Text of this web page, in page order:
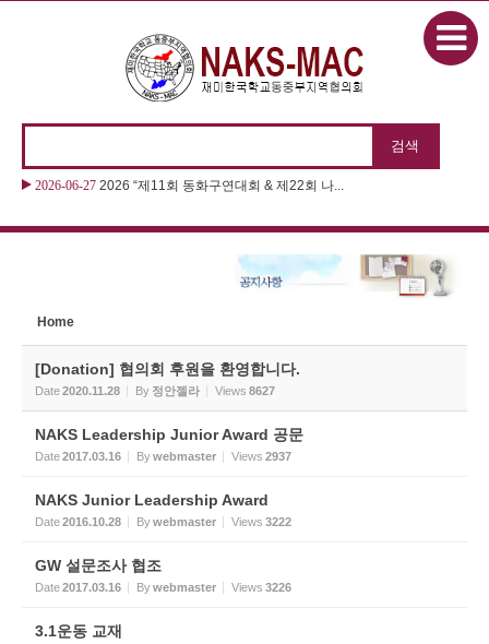
2026-06-27 2026 “제11회 동화구연대회 & 제22회 나...
Home
[Donation] 협의회 후원을 환영합니다.
Date2020.11.28 By 정안젤라 Views 8627
NAKS Leadership Junior Award 공문
Date2017.03.16 Bywebmaster Views 2937
NAKS Junior Leadership Award
Date2016.10.28 Bywebmaster Views 3222
GW 설문조사 협조
Date2017.03.16 Bywebmaster Views 3226
3.1운동 교재
Sketchbook5, 스케치북5
Sketchbook5, 스케치북5